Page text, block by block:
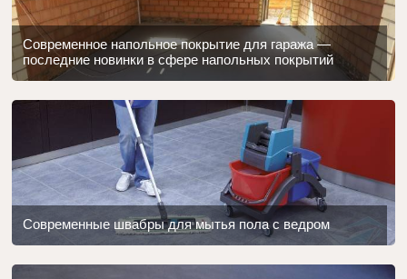
Современное напольное покрытие для гаража —
последние новинки в сфере напольных покрытий
Современные швабры для мытья пола с ведром